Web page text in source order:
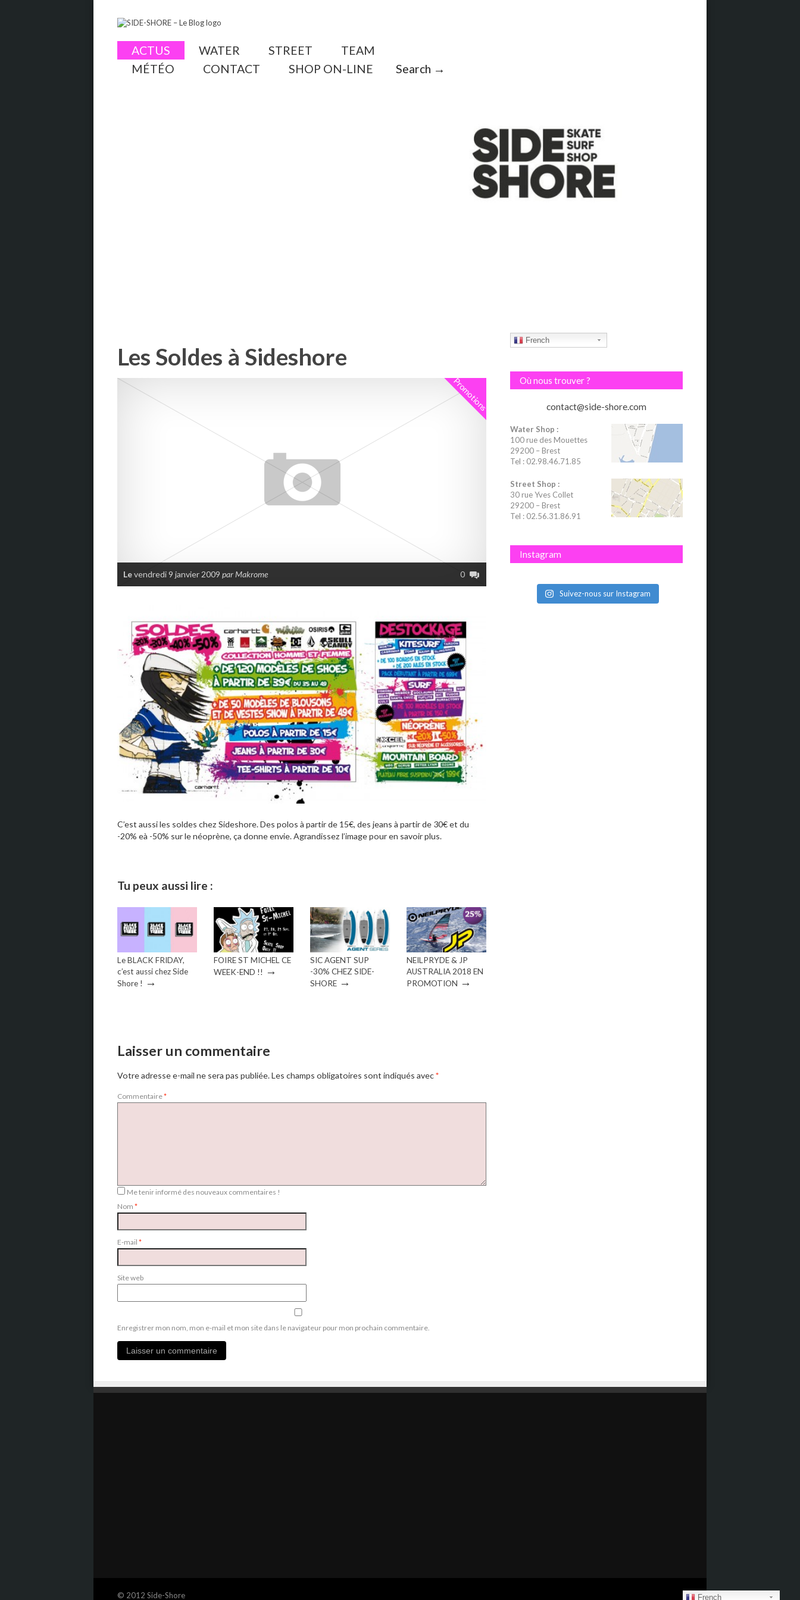
ACTUS WATER STREET
TEAM
MÉTÉO
CONTACT SHOP ON-LINE Search →
Les Soldes à Sideshore
Promotions
Levendredi 9 janvier 2009 par Makrome 0
C’est aussi les soldes chez Sideshore. Des polos à partir de 15€, des jeans à partir de 30€ et du
-20% eà -50% sur le néoprène, ça donne envie. Agrandissez l’image pour en savoir plus.
Tu peux aussi lire :
Le BLACK FRIDAY,
c’est aussi chez Side
Shore ! →
FOIRE ST MICHEL CE
WEEK-END !! →
SIC AGENT SUP
-30% CHEZ SIDE-
SHORE →
NEILPRYDE & JP
AUSTRALIA 2018 EN
PROMOTION →
Laisser un commentaire
Votre adresse e-mail ne sera pas publiée.Les champs obligatoires sont indiqués avec*
Commentaire*
Me tenir informé des nouveaux commentaires !
Nom *
E-mail *
Site web
Enregistrer mon nom, mon e-mail et mon site dans le navigateur pour mon prochain commentaire.
French
Où nous trouver ?
contact@side-shore.com
Water Shop :
100 rue des Mouettes
29200 – Brest
Tel : 02.98.46.71.85
Street Shop :
30 rue Yves Collet
29200 – Brest
Tel : 02.56.31.86.91
Instagram
Suivez-nous sur Instagram
© 2012 Side-Shore French